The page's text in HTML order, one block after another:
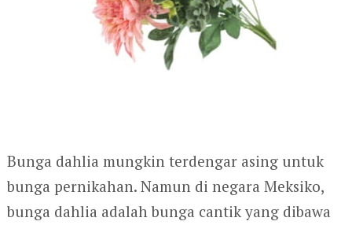
Bunga dahlia mungkin terdengar asing untuk
bunga pernikahan. Namun di negara Meksiko,
bunga dahlia adalah bunga cantik yang dibawa